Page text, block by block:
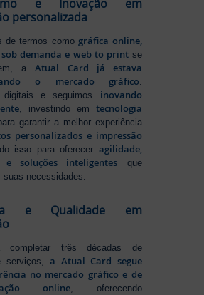
e Inovação em
personalizada
de termos como gráfica online,
demanda e web to printse
aAtual Card já estava
o mercado gráfico
digitais e seguimos inovando
, investindo em tecnologia
garantir a melhor experiência
personalizados e impressão
isso para oferecer agilidade,
e soluções inteligentes que
necessidades.
e Qualidade em
completar três décadas de
serviços,a Atual Card segue
no mercado gráfico e de
online, oferecendo